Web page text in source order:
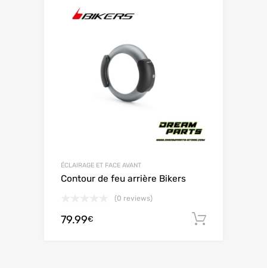
ÉCLAIRAGE ET FACE AVANT
Contour de feu arrière Bikers
(0 reviews)
79.99€